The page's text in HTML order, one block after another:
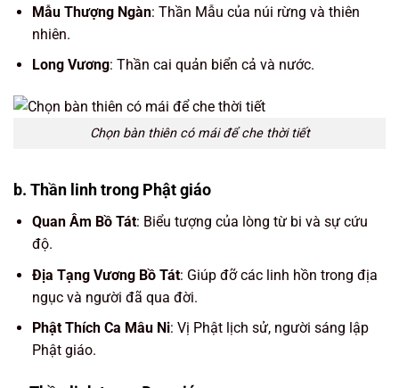
Mẫu Thượng Ngàn: Thần Mẫu của núi rừng và thiên
nhiên.
Long Vương: Thần cai quản biển cả và nước.
Chọn bàn thiên có mái để che thời tiết
b. Thần linh trong Phật giáo
Quan Âm Bồ Tát: Biểu tượng của lòng từ bi và sự cứu
độ.
Địa Tạng Vương Bồ Tát: Giúp đỡ các linh hồn trong địa
ngục và người đã qua đời.
Phật Thích Ca Mâu Ni: Vị Phật lịch sử, người sáng lập
Phật giáo.